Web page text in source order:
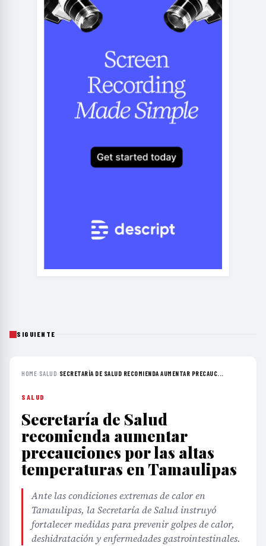
SIGUIENTE
HOME› SALUD› SECRETARÍA DE SALUD RECOMIENDA AUMENTAR PRECAUC...
SALUD
Secretaría de Salud
recomienda aumentar
precauciones por las altas
temperaturas en Tamaulipas
Ante las condiciones extremas de calor en
Tamaulipas, la Secretaría de Salud instruyó
fortalecer medidas para prevenir golpes de calor,
deshidratación y enfermedades gastrointestinales.